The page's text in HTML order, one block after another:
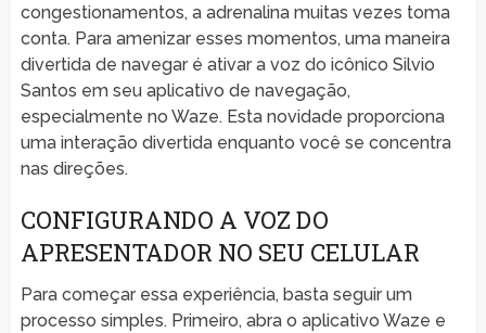
congestionamentos, a adrenalina muitas vezes toma
conta. Para amenizar esses momentos, uma maneira
divertida de navegar é ativar a voz do icônico Silvio
Santos em seu aplicativo de navegação,
especialmente no Waze. Esta novidade proporciona
uma interação divertida enquanto você se concentra
nas direções.
CONFIGURANDO A VOZ DO
APRESENTADOR NO SEU CELULAR
Para começar essa experiência, basta seguir um
processo simples. Primeiro, abra o aplicativo Waze e